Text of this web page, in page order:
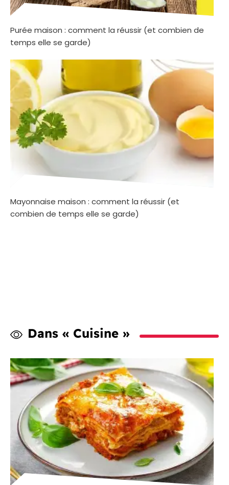
Purée maison : comment la réussir (et combien de
temps elle se garde)
Mayonnaise maison : comment la réussir (et
combien de temps elle se garde)
Dans « Cuisine »